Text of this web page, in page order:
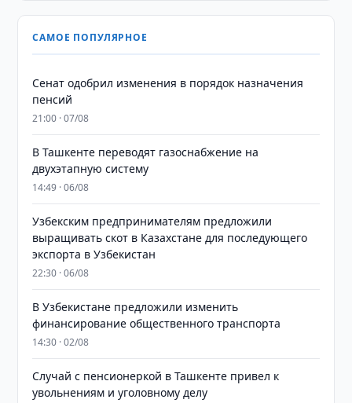
САМОЕ ПОПУЛЯРНОЕ
Сенат одобрил изменения в порядок назначения
пенсий
21:00 · 07/08
В Ташкенте переводят газоснабжение на
двухэтапную систему
14:49 · 06/08
Узбекским предпринимателям предложили
выращивать скот в Казахстане для последующего
экспорта в Узбекистан
22:30 · 06/08
В Узбекистане предложили изменить
финансирование общественного транспорта
14:30 · 02/08
Случай с пенсионеркой в Ташкенте привел к
увольнениям и уголовному делу